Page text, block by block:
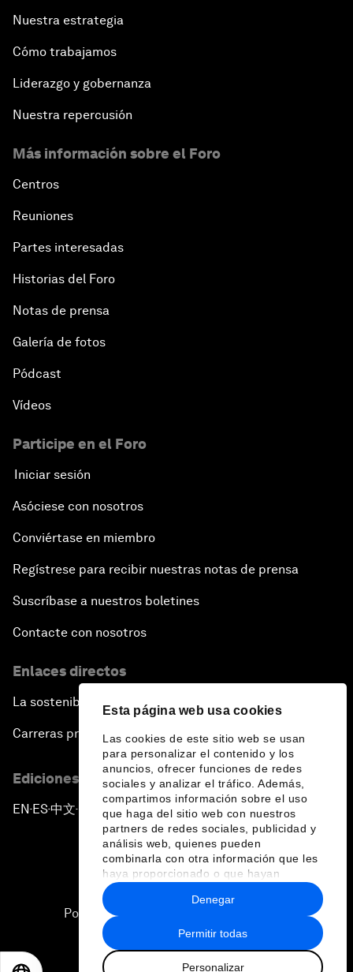
Esta página web usa cookies
Las cookies de este sitio web se usan
para personalizar el contenido y los
anuncios, ofrecer funciones de redes
sociales y analizar el tráfico. Además,
compartimos información sobre el uso
que haga del sitio web con nuestros
partners de redes sociales, publicidad y
análisis web, quienes pueden
combinarla con otra información que les
haya proporcionado o que hayan
recopilado a partir del uso que haya
hecho de sus servicios.
Permitir todas
Personalizar
Denegar
Nuestra estrategia
Cómo trabajamos
Liderazgo y gobernanza
Nuestra repercusión
Más información sobre el Foro
Centros
Reuniones
Partes interesadas
Historias del Foro
Notas de prensa
Galería de fotos
Pódcast
Vídeos
Participe en el Foro
Iniciar sesión
Asóciese con nosotros
Conviértase en miembro
Regístrese para recibir nuestras notas de prensa
Suscríbase a nuestros boletines
Contacte con nosotros
Enlaces directos
La sostenibilidad en el Foro
Carreras profesionales
Ediciones en otros idiomas
EN ▪ES▪中文▪ 日本語
Política de privacidad y normas de uso
Sitemap